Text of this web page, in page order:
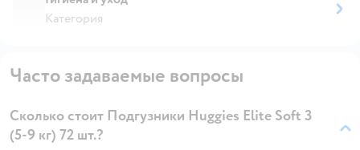
Категория
Часто задаваемые вопросы
Сколько стоит Подгузники Huggies Elite Soft 3
(5-9 кг) 72 шт.?